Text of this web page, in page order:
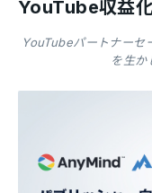
YouTube収益
YouTubeパートナーセ
を生か